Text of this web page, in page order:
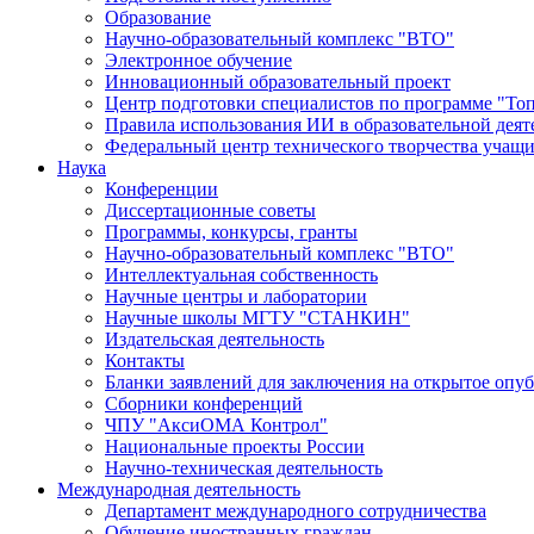
Образование
Научно-образовательный комплекс "ВТО"
Электронное обучение
Инновационный образовательный проект
Центр подготовки специалистов по программе
Правила использования ИИ в образовательной
Федеральный центр технического творчества
Наука
Конференции
Диссертационные советы
Программы, конкурсы, гранты
Научно-образовательный комплекс "ВТО"
Интеллектуальная собственность
Научные центры и лаборатории
Научные школы МГТУ "СТАНКИН"
Издательская деятельность
Контакты
Бланки заявлений для заключения на открытое
Сборники конференций
ЧПУ "АксиОМА Контрол"
Национальные проекты России
Научно-техническая деятельность
Международная деятельность
Департамент международного сотрудничества